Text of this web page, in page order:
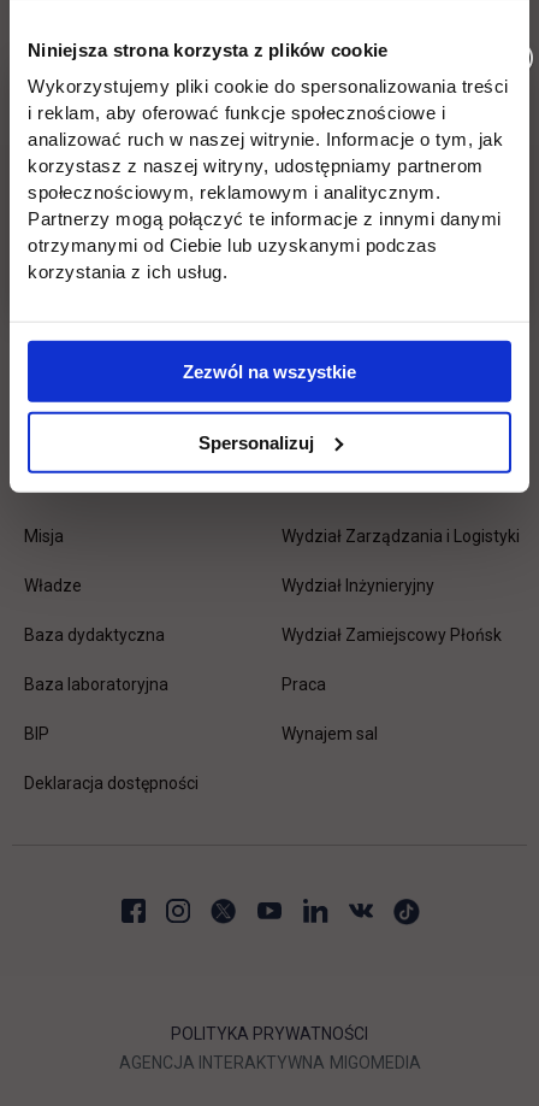
Niniejsza strona korzysta z plików cookie
Wykorzystujemy pliki cookie do spersonalizowania treści
i reklam, aby oferować funkcje społecznościowe i
analizować ruch w naszej witrynie. Informacje o tym, jak
korzystasz z naszej witryny, udostępniamy partnerom
społecznościowym, reklamowym i analitycznym.
Partnerzy mogą połączyć te informacje z innymi danymi
otrzymanymi od Ciebie lub uzyskanymi podczas
korzystania z ich usług.
Zezwól na wszystkie
Spersonalizuj
Wróć
Pomiń
stopkę
Informacje w stopce
Edukacja
Licencjackie
Inżynierskie
Płońsk
Student
Wirtualna uczelnia
Dziekanat
Opłaty
Misja
Władze
Baza dydaktyczna
Baza laboratoryjna
BIP
Deklaracja dostępności
Wydział Zarządzania i Logistyki
Wydział Inżynieryjny
Wydział Zamiejscowy Płońsk
Praca
Wynajem sal
POLITYKA PRYWATNOŚCI
AGENCJA INTERAKTYWNA LINK OTWIERA SIĘ W
MIGOMEDIA